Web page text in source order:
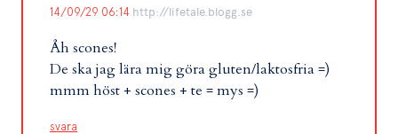
14/09/29 06:14 http://lifetale.blogg.se
Åh scones!
De ska jag lära mig göra gluten/laktosfria =)
mmm höst + scones + te = mys =)
svara